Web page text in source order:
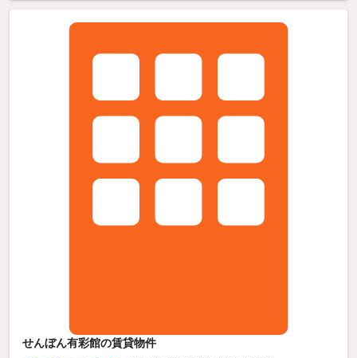
せんぼん有彩館の賃貸物件